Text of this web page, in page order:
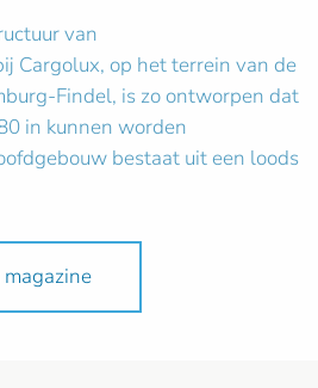
van
Cargolux, op het terrein van de
Findel, is zo ontworpen dat
in kunnen worden
bestaat uit een loods